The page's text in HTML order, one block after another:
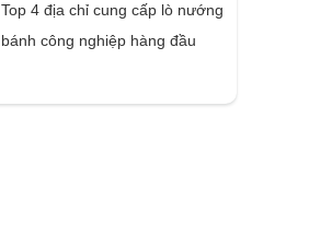
Top 4 địa chỉ cung cấp lò nướng
bánh công nghiệp hàng đầu